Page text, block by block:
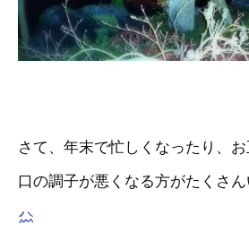
さて、年末で忙しくなったり、
口の調子が悪くなる方がたくさ